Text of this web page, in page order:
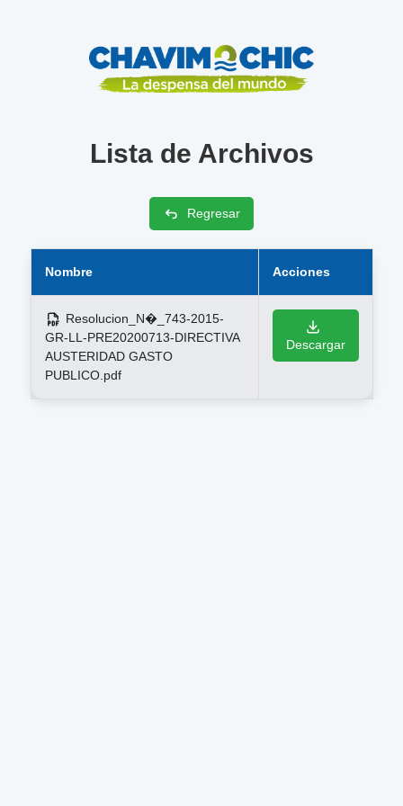
Lista de Archivos
Regresar
Nombre Acciones
Resolucion_N�_743-2015-
GR-LL-PRE20200713-DIRECTIVA
AUSTERIDAD GASTO
PUBLICO.pdf
Descargar